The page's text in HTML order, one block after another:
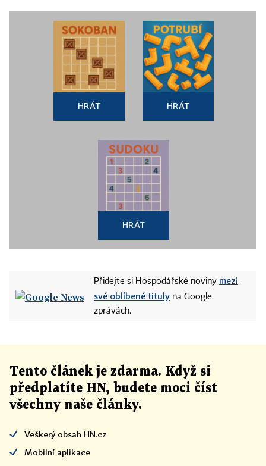
HRÁT HRÁT
HRÁT
Přidejte si Hospodářské noviny mezi
své oblíbené tituly na Google
zprávách.
Tento článek je zdarma. Když si
předplatíte HN, budete moci číst
všechny naše články.
Veškerý obsah HN.cz
Mobilní aplikace